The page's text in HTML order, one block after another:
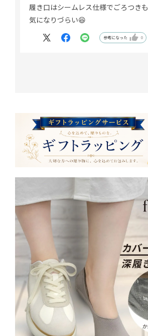
履き口はシームレス仕様でごろつきも⁡
⁡気になりづらい😆⁡
参考になった 0